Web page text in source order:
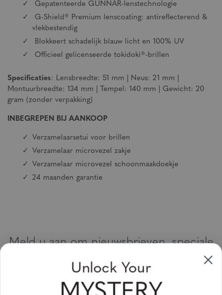
Gepatenteerde GUNNAR-lenstechnologie
G-Shield® Premium lenscoating: antireflecterend &
vlekbestendig
Blokkeert schadelijk blauw licht en 100% UV
Officieel gelicenseerde tokidoki®-brillen
Specificaties: Lensbreedte: 51 mm | Neus: 21 mm |
Montuurbreedte: 134 mm | Tempel: 140 mm | Gewicht: 20
gram (zonder verpakking)
INBEGREPEN BIJ AANKOOP
Verzamelaarsetui voor brillen
Verzamelaar microvezel zakje
Verzamelaar microvezel schoonmaakdoekje
24 maanden garantie
Meld u aan om nieuwsbrieven, speciale
aanbiedingen en kortingsbonnen te
ontvangen
Vul uw email adres in en schrijf u in!
Unlock Your